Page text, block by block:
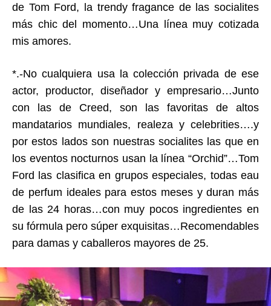
de Tom Ford, la trendy fragance de las socialites
más chic del momento…Una línea muy cotizada
mis amores.
*.-No cualquiera usa la colección privada de ese
actor, productor, diseñador y empresario…Junto
con las de Creed, son las favoritas de altos
mandatarios mundiales, realeza y celebrities….y
por estos lados son nuestras socialites las que en
los eventos nocturnos usan la línea “Orchid”…Tom
Ford las clasifica en grupos especiales, todas eau
de perfum ideales para estos meses y duran más
de las 24 horas…con muy pocos ingredientes en
su fórmula pero súper exquisitas…Recomendables
para damas y caballeros mayores de 25.